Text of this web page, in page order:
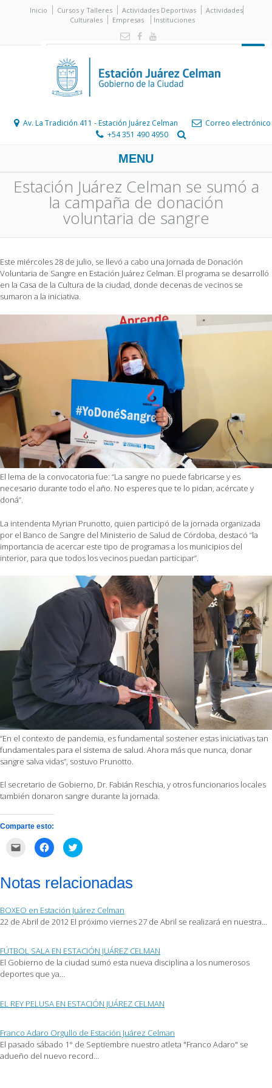
Inicio Cursos y Talleres Actividades Deportivas
Actividades
Culturales
Empresas Instituciones
Av. La Tradición 411 - Estación Juárez Celman
Correo electrónico
+54 351 490 4950
MENU
Estación Juárez Celman se sumó a
la campaña de donación
voluntaria de sangre
Este miércoles 28 de julio, se llevó a cabo una Jornada de Donación
Voluntaria de Sangre en Estación Juárez Celman. El programa se desarrolló
en la Casa de la Cultura de la ciudad, donde decenas de vecinos se
sumaron a la iniciativa.
El lema de la convocatoria fue: “La sangre no puede fabricarse y es
necesario durante todo el año. No esperes que te lo pidan, acércate y
doná”.
La intendenta Myrian Prunotto, quien participó de la jornada organizada
por el Banco de Sangre del Ministerio de Salud de Córdoba, destacó “la
importancia de acercar este tipo de programas a los municipios del
interior, para que todos los vecinos puedan participar”.
“En el contexto de pandemia, es fundamental sostener estas iniciativas tan
fundamentales para el sistema de salud. Ahora más que nunca, donar
sangre salva vidas”, sostuvo Prunotto.
El secretario de Gobierno, Dr. Fabián Reschia, y otros funcionarios locales
también donaron sangre durante la jornada.
Comparte esto:
correo
electrónico
amigo
(Se
abre
ventana
nueva)
Haz
clic
Facebook
(Se
una
ventana
nueva)
Haz
clic
en
Twitter
(Se
una
ventana
nueva)
Notas relacionadas
BOXEO en Estación Juárez Celman
22 de Abril de 2012 El próximo viernes 27 de Abril se realizará en nuestra…
FÚTBOL SALA EN ESTACIÓN JUÁREZ CELMAN
El Gobierno de la ciudad sumó esta nueva disciplina a los numerosos
deportes que ya…
EL REY PELUSA EN ESTACIÓN JUÁREZ CELMAN
Franco Adaro Orgullo de Estación Juárez Celman
El pasado sábado 1° de Septiembre nuestro atleta "Franco Adaro" se
adueño del nuevo record…